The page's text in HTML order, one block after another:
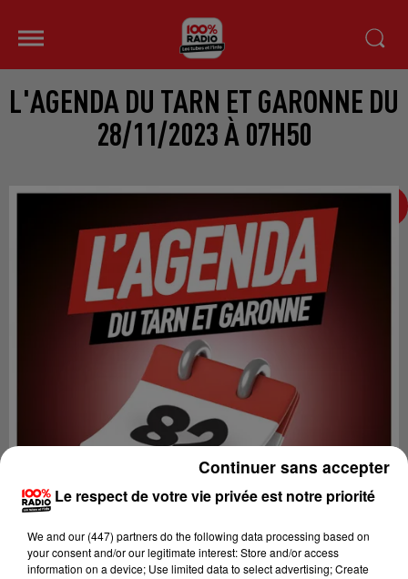
L'AGENDA DU TARN ET GARONNE DU
28/11/2023 À 07H50
Le respect de votre vie privée est notre priorité
We and our (447) partnersdo the following data processing based on
your consent and/or our legitimate interest: Store and/or access
information on a device; Use limited data to select advertising; Create
Continuer sans accepter